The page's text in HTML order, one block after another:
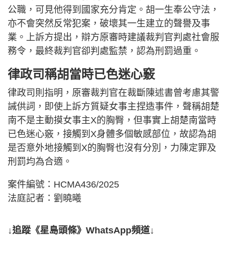
公職，可見他得到國家充分肯定。胡一生奉公守法，
亦不會突然反常犯案，破壞其一生建立的聲譽及事
業。上訴方提出，辯方原審時建議裁判官判處社會服
務令，最終裁判官卻判處監禁，認為刑罰過重。
律政司稱胡當時已色迷心竅
律政司則指明，原審裁判官在裁斷陳述書曾考慮其警
誡供詞，即使上訴方質疑女事主捏造事件，聲稱胡楚
南不是主動摸女事主X的胸臀，但事實上胡楚南當時
已色迷心竅，接觸到X身體多個敏感部位，故認為胡
是否意外地接觸到X的胸臀也沒有分別，力陳定罪及
刑罰均為合適。
案件編號：HCMA436/2025
法庭記者：劉曉曦
↓追蹤《星島頭條》WhatsApp頻道↓